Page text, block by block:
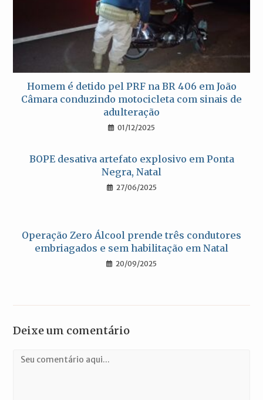
Homem é detido pel PRF na BR 406 em João
Câmara conduzindo motocicleta com sinais de
adulteração
01/12/2025
BOPE desativa artefato explosivo em Ponta
Negra, Natal
27/06/2025
Operação Zero Álcool prende três condutores
embriagados e sem habilitação em Natal
20/09/2025
Deixe um comentário
Comentário